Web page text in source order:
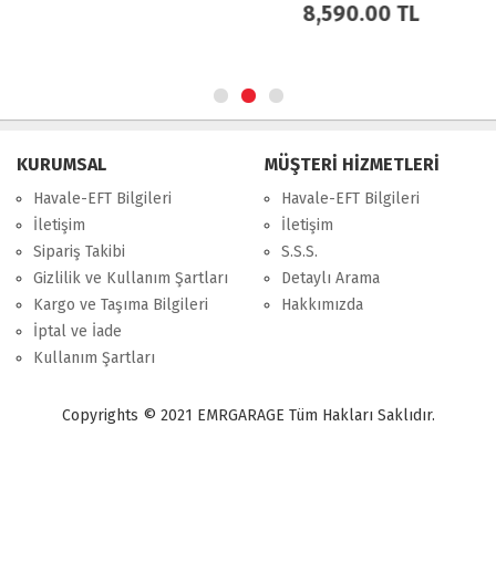
TL
KURUMSAL
Havale-EFT Bilgileri
İletişim
Sipariş Takibi
Gizlilik ve Kullanım Şartları
Kargo ve Taşıma Bilgileri
İptal ve İade
Kullanım Şartları
MÜŞTERİ HİZMETLERİ
Havale-EFT Bilgileri
İletişim
S.S.S.
Detaylı Arama
Hakkımızda
Copyrights © 2021 EMRGARAGE Tüm Hakları Saklıdır.